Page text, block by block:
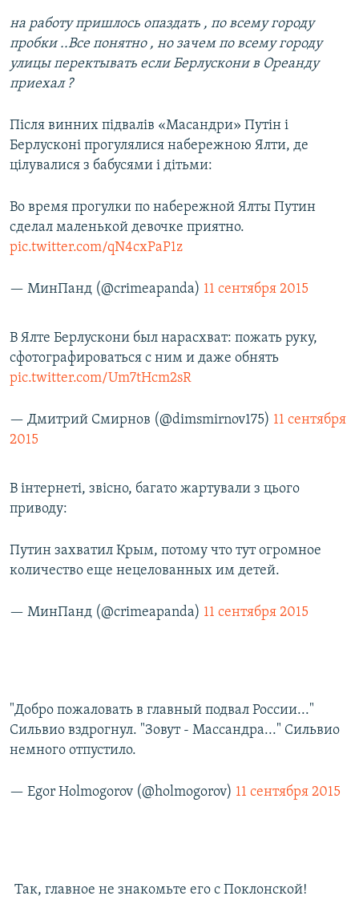
на работу пришлось опаздать , по всему городу
пробки ..Все понятно , но зачем по всему городу
улицы перектывать если Берлускони в Ореанду
приехал ?
Після винних підвалів «Масандри» Путін і
Берлусконі прогулялися набережною Ялти, де
цілувалися з бабусями і дітьми:
Во время прогулки по набережной Ялты Путин
сделал маленькой девочке приятно.
pic.twitter.com/qN4cxPaP1z
— МинПанд (@crimeapanda) 11 сентября 2015
В Ялте Берлускони был нарасхват: пожать руку,
сфотографироваться с ним и даже обнять
pic.twitter.com/Um7tHcm2sR
— Дмитрий Смирнов (@dimsmirnov175) 11 сентября
2015
В інтернеті, звісно, багато жартували з цього
приводу:
Путин захватил Крым, потому что тут огромное
количество еще нецелованных им детей.
— МинПанд (@crimeapanda) 11 сентября 2015
"Добро пожаловать в главный подвал России..."
Сильвио вздрогнул. "Зовут - Массандра..." Сильвио
немного отпустило.
— Egor Holmogorov (@holmogorov) 11 сентября 2015
Так, главное не знакомьте его с Поклонской!